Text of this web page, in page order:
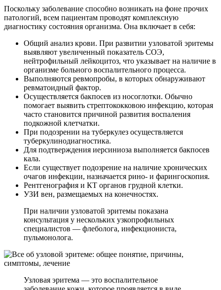
Поскольку заболевание способно возникать на фоне прочих
патологий, всем пациентам проводят комплексную
диагностику состояния организма. Она включает в себя:
Общий анализ крови. При развитии узловатой эритемы
выявляют увеличенный показатель СОЭ,
нейтрофильный лейкоцитоз, что указывает на наличие в
организме больного воспалительного процесса.
Выполняются ревмопробы, в которых обнаруживают
ревматоидный фактор.
Осуществляется бакпосев из носоглотки. Обычно
помогает выявить стрептококковою инфекцию, которая
часто становится причиной развития воспаления
подкожной клетчатки.
При подозрении на туберкулез осуществляется
туберкулинодиагностика.
Для подтверждения иерсиниоза выполняется бакпосев
кала.
Если существует подозрение на наличие хронических
очагов инфекции, назначается рино- и фарингоскопия.
Рентгенография и КТ органов грудной клетки.
УЗИ вен, размещаемых на конечностях.
При наличии узловатой эритемы показана
консультация у нескольких узкопрофильных
специалистов — флеболога, инфекциониста,
пульмонолога.
Узловая эритема — это воспалительное